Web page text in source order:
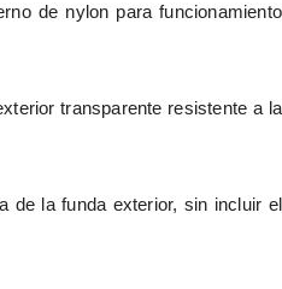
de nylon para funcionamiento
transparente resistente a la
de la funda exterior, sin incluir el